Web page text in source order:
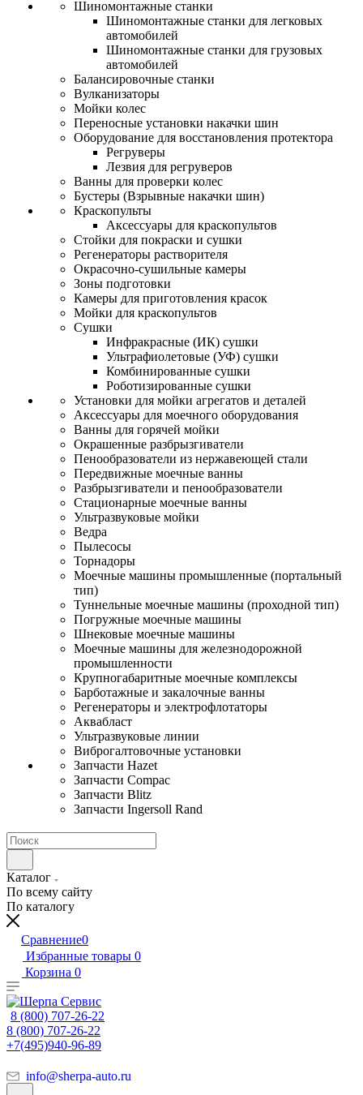
Шиномонтажные станки
Шиномонтажные станки для легковых
автомобилей
Шиномонтажные станки для грузовых
автомобилей
Балансировочные станки
Вулканизаторы
Мойки колес
Переносные установки накачки шин
Оборудование для восстановления протектора
Регруверы
Лезвия для регруверов
Ванны для проверки колес
Бустеры (Взрывные накачки шин)
Краскопульты
Аксессуары для краскопультов
Стойки для покраски и сушки
Регенераторы растворителя
Окрасочно-сушильные камеры
Зоны подготовки
Камеры для приготовления красок
Мойки для краскопультов
Сушки
Инфракрасные (ИК) сушки
Ультрафиолетовые (УФ) сушки
Комбинированные сушки
Роботизированные сушки
Установки для мойки агрегатов и деталей
Аксессуары для моечного оборудования
Ванны для горячей мойки
Окрашенные разбрызгиватели
Пенообразователи из нержавеющей стали
Передвижные моечные ванны
Разбрызгиватели и пенообразователи
Стационарные моечные ванны
Ультразвуковые мойки
Ведра
Пылесосы
Торнадоры
Моечные машины промышленные (портальный
тип)
Туннельные моечные машины (проходной тип)
Погружные моечные машины
Шнековые моечные машины
Моечные машины для железнодорожной
промышленности
Крупногабаритные моечные комплексы
Барботажные и закалочные ванны
Регенераторы и электрофлотаторы
Аквабласт
Ультразвуковые линии
Виброгалтовочные установки
Запчасти Hazet
Запчасти Compac
Запчасти Blitz
Запчасти Ingersoll Rand
Каталог
По всему сайту
По каталогу
Сравнение0
Избранные товары 0
Корзина 0
8 (800) 707-26-22
8 (800) 707-26-22
+7(495)940-96-89
info@sherpa-auto.ru